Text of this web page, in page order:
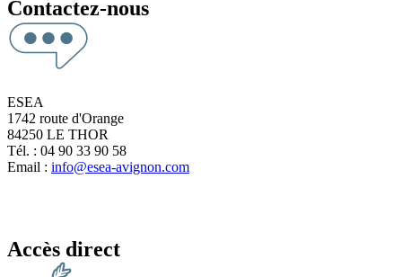
Contactez-nous
ESEA
1742 route d'Orange
84250 LE THOR
Tél. : 04 90 33 90 58
Email : info@esea-avignon.com
Accès direct